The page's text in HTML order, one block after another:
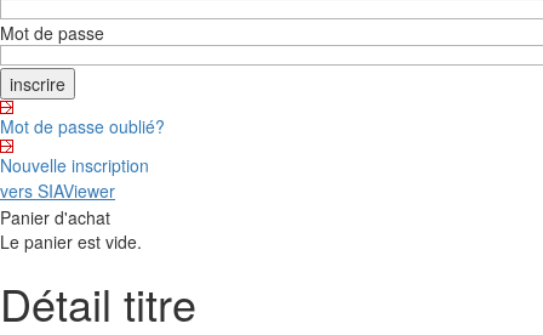
Mot de passe
Mot de passe oublié?
Nouvelle inscription
vers SIAViewer
Panier d'achat
Le panier est vide.
Détail titre